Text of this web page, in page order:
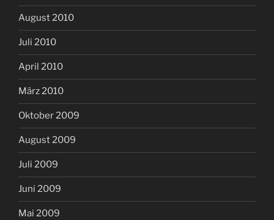
August 2010
Juli 2010
April 2010
März 2010
Oktober 2009
August 2009
Juli 2009
Juni 2009
Mai 2009